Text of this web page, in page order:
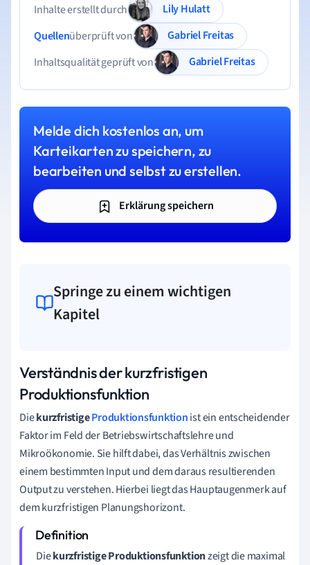
Inhalte erstellt durch
Lily Hulatt
Quellenüberprüft von
Gabriel Freitas
Inhaltsqualität geprüft von
Gabriel Freitas
Melde dich kostenlos an, um
Karteikarten zu speichern, zu
bearbeiten und selbst zu erstellen.
Erklärung speichern
Springe zu einem wichtigen
Kapitel
Verständnis der kurzfristigen
Produktionsfunktion
DiekurzfristigeProduktionsfunktionist ein entscheidender
Faktor im Feld der Betriebswirtschaftslehre und
Mikroökonomie. Sie hilft dabei, das Verhältnis zwischen
einem bestimmten Input und dem daraus resultierenden
Output zu verstehen. Hierbei liegt das Hauptaugenmerk auf
dem kurzfristigen Planungshorizont.
Diekurzfristige Produktionsfunktionzeigt die maximal